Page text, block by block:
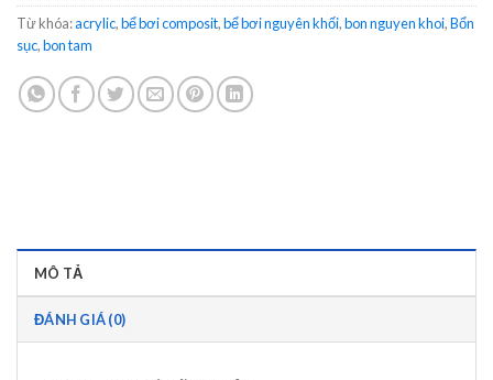
Từ khóa:acrylic,bể bơi composit,bể bơi nguyên khối,bon nguyen khoi,Bổn
sục,bon tam
MÔ TẢ
ĐÁNH GIÁ (0)